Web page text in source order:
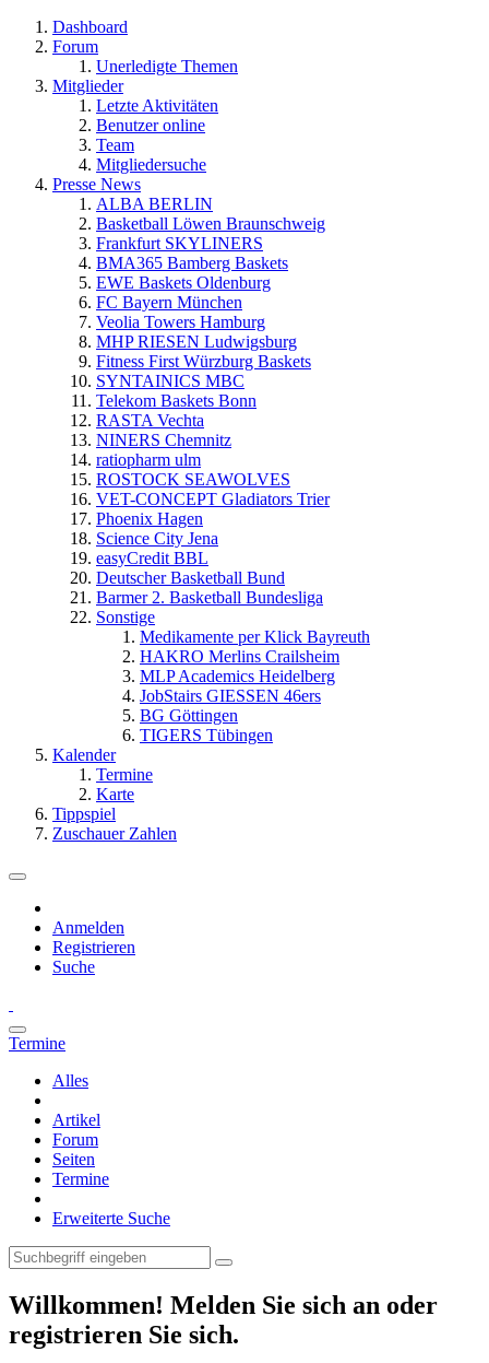
Dashboard
Forum
Unerledigte Themen
Mitglieder
Letzte Aktivitäten
Benutzer online
Team
Mitgliedersuche
Presse News
ALBA BERLIN
Basketball Löwen Braunschweig
Frankfurt SKYLINERS
BMA365 Bamberg Baskets
EWE Baskets Oldenburg
FC Bayern München
Veolia Towers Hamburg
MHP RIESEN Ludwigsburg
Fitness First Würzburg Baskets
SYNTAINICS MBC
Telekom Baskets Bonn
RASTA Vechta
NINERS Chemnitz
ratiopharm ulm
ROSTOCK SEAWOLVES
VET-CONCEPT Gladiators Trier
Phoenix Hagen
Science City Jena
easyCredit BBL
Deutscher Basketball Bund
Barmer 2. Basketball Bundesliga
Sonstige
Medikamente per Klick Bayreuth
HAKRO Merlins Crailsheim
MLP Academics Heidelberg
JobStairs GIESSEN 46ers
BG Göttingen
TIGERS Tübingen
Kalender
Termine
Karte
Tippspiel
Zuschauer Zahlen
Anmelden
Registrieren
Suche
Termine
Alles
Artikel
Forum
Seiten
Termine
Erweiterte Suche
Willkommen! Melden Sie sich an oder
registrieren Sie sich.